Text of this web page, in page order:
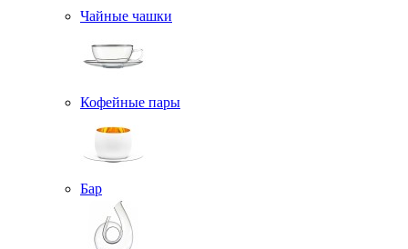
Чайные чашки
Кофейные пары
Бар